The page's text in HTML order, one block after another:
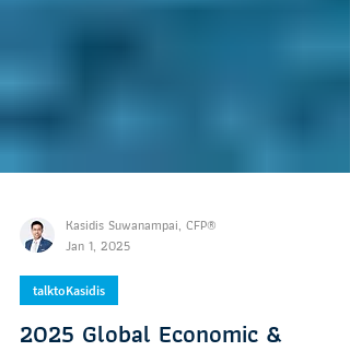
Kasidis Suwanampai, CFP®
Jan 1, 2025